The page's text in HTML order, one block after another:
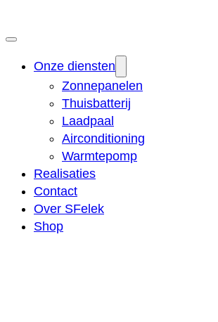
Onze diensten
Zonnepanelen
Thuisbatterij
Laadpaal
Airconditioning
Warmtepomp
Realisaties
Contact
Over SFelek
Shop